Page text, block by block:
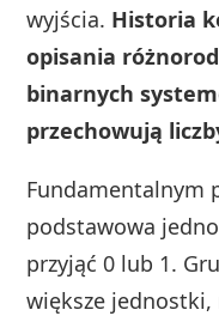
wyjścia. Historia
opisania
binarnych
przechowują
Fundamentalnym
podstawowa
przyjąć 0 lub 1.
większe